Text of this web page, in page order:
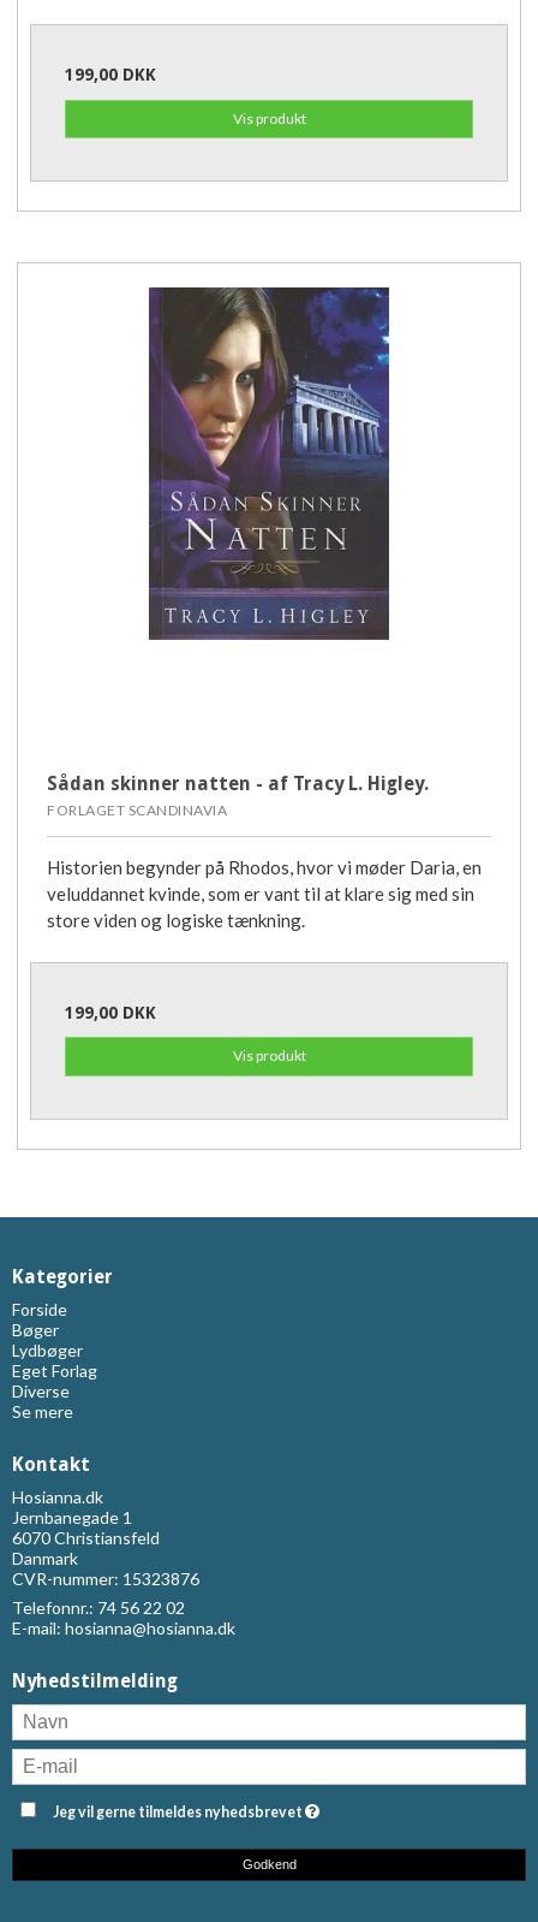
199,00 DKK
Vis produkt
Sådan skinner natten - af Tracy L. Higley.
FORLAGET SCANDINAVIA
Historien begynder på Rhodos, hvor vi møder Daria, en
veluddannet kvinde, som er vant til at klare sig med sin
store viden og logiske tænkning.
199,00 DKK
Vis produkt
Kategorier
Forside
Bøger
Lydbøger
Eget Forlag
Diverse
Se mere
Kontakt
Hosianna.dk
Jernbanegade 1
6070 Christiansfeld
Danmark
CVR-nummer: 15323876
Telefonnr.: 74 56 22 02
E-mail: hosianna@hosianna.dk
Nyhedstilmelding
Jeg vil gerne tilmeldes nyhedsbrevet
Godkend